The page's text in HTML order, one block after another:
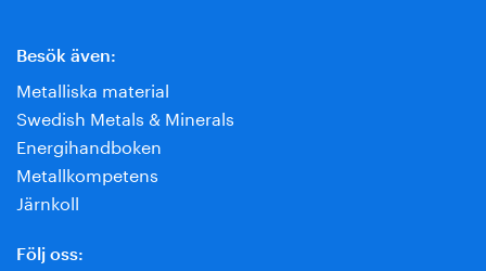
Besök även:
Metalliska material
Swedish Metals & Minerals
Energihandboken
Metallkompetens
Järnkoll
Följ oss: